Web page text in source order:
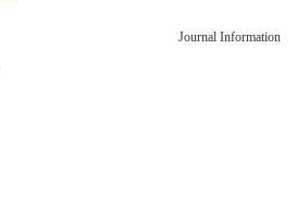
Journal Information